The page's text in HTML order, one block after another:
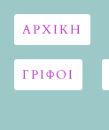
ΑΡΧΙΚΉ
ΓΡΙΦΟΙ